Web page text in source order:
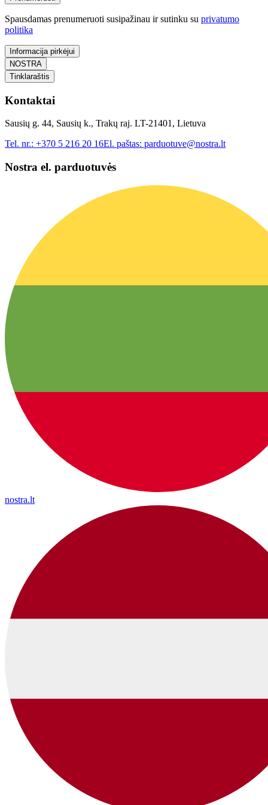
Spausdamas prenumeruoti susipažinau ir sutinku su privatumo
politika
Informacija pirkėjui
NOSTRA
Tinklaraštis
Kontaktai
Sausių g. 44, Sausių k., Trakų raj. LT-21401, Lietuva
Tel. nr.: +370 5 216 20 16El. paštas: parduotuve@nostra.lt
Nostra el. parduotuvės
nostra.lt